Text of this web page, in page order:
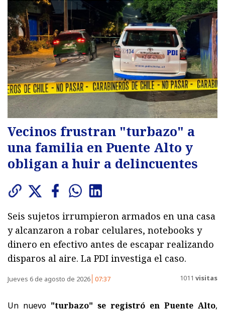
Vecinos frustran "turbazo" a
una familia en Puente Alto y
obligan a huir a delincuentes
Seis sujetos irrumpieron armados en una casa
y alcanzaron a robar celulares, notebooks y
dinero en efectivo antes de escapar realizando
disparos al aire. La PDI investiga el caso.
Jueves 6 de agosto de 2026 07:37 1011 visitas
Un nuevo "turbazo" se registró en Puente Alto,